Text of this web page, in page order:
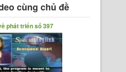
cùng chủ đề
phát triển số 397